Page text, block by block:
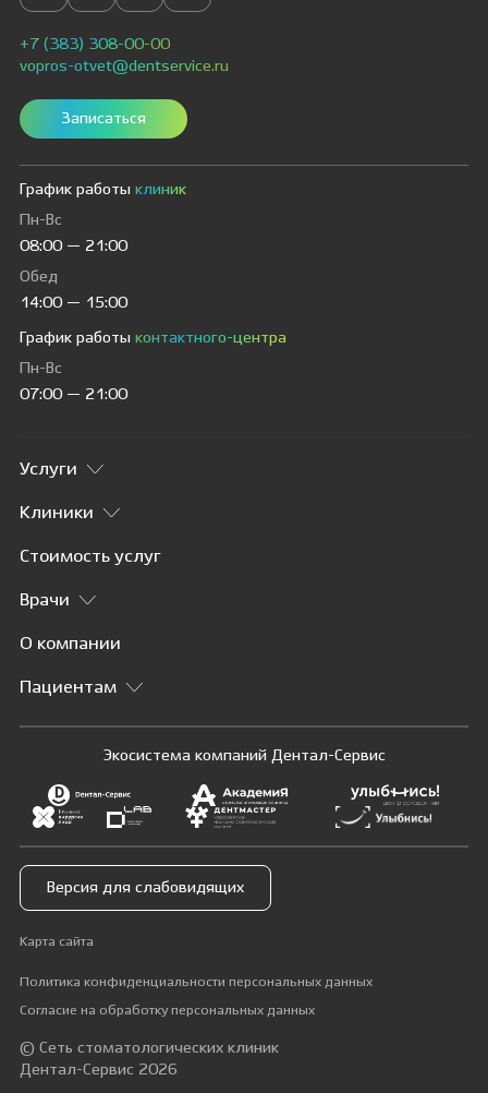
+7 (383) 308-00-00
vopros-otvet@dentservice.ru
Записаться
График работы клиник
Пн-Вс
08:00 — 21:00
Обед
14:00 — 15:00
График работы контактного-центра
Пн-Вс
07:00 — 21:00
Услуги
Клиники
Стоимость услуг
Врачи
О компании
Пациентам
Экосистема компаний Дентал-Сервис
Версия для слабовидящих
Карта сайта
Политика конфиденциальности персональных данных
Согласие на обработку персональных данных
© Сеть стоматологических клиник
Дентал-Сервис 2026